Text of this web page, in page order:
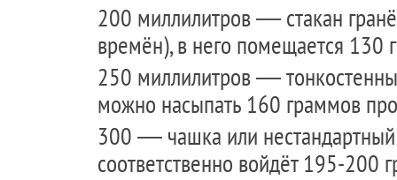
200 миллилитров — стакан
времён), в него помещается 130
250 миллилитров —
можно насыпать 160 граммов
300 — чашка или нестандартный
соответственно войдёт 195-200